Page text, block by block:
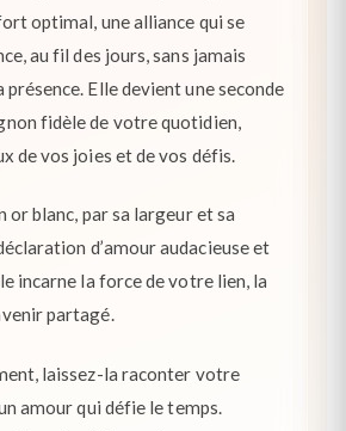
optimal, une alliance qui se
au fil des jours, sans jamais
présence. Elle devient une seconde
fidèle de votre quotidien,
de vos joies et de vos défis.
or blanc, par sa largeur et sa
d’amour audacieuse et
incarne la force de votre lien, la
partagé.
laissez-la raconter votre
amour qui défie le temps.